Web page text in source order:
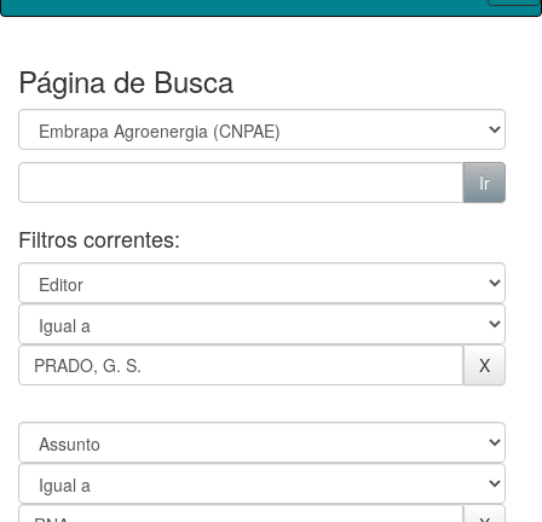
Página de Busca
Filtros correntes: